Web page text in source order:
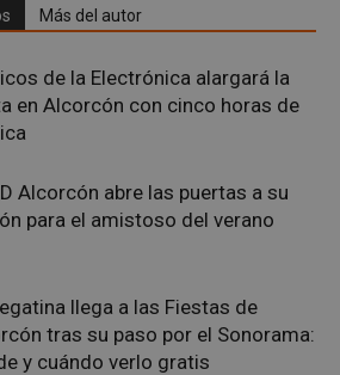
Más del autor
de la Electrónica alargará la
en Alcorcón con cinco horas de
Alcorcón abre las puertas a su
para el amistoso del verano
llega a las Fiestas de
tras su paso por el Sonorama:
y cuándo verlo gratis